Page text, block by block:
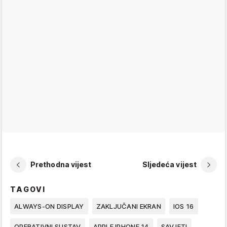
Prethodna vijest Sljedeća vijest
TAGOVI
ALWAYS-ON DISPLAY ZAKLJUČANI EKRAN IOS 16